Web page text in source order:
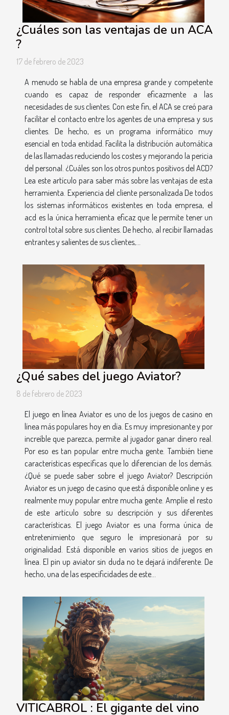
¿Cuáles son las ventajas de un ACA
?
17 de febrero de 2023
A menudo se habla de una empresa grande y competente
cuando es capaz de responder eficazmente a las
necesidades de sus clientes. Con este fin, el ACA se creó para
facilitar el contacto entre los agentes de una empresa y sus
clientes. De hecho, es un programa informático muy
esencial en toda entidad. Facilita la distribución automática
de las llamadas reduciendo los costes y mejorando la pericia
del personal. ¿Cuáles son los otros puntos positivos del ACD?
Lea este artículo para saber más sobre las ventajas de esta
herramienta. Experiencia del cliente personalizada De todos
los sistemas informáticos existentes en toda empresa, el
acd es la única herramienta eficaz que le permite tener un
control total sobre sus clientes. De hecho, al recibir llamadas
entrantes y salientes de sus clientes,...
¿Qué sabes del juego Aviator?
8 de febrero de 2023
El juego en línea Aviator es uno de los juegos de casino en
línea más populares hoy en día. Es muy impresionante y por
increíble que parezca, permite al jugador ganar dinero real.
Por eso es tan popular entre mucha gente. También tiene
características específicas que lo diferencian de los demás.
¿Qué se puede saber sobre el juego Aviator? Descripción
Aviator es un juego de casino que está disponible online y es
realmente muy popular entre mucha gente. Amplíe el resto
de este artículo sobre su descripción y sus diferentes
características. El juego Aviator es una forma única de
entretenimiento que seguro le impresionará por su
originalidad. Está disponible en varios sitios de juegos en
línea. El pin up aviator sin duda no te dejará indiferente. De
hecho, una de las especificidades de este...
VITICABROL : El gigante del vino